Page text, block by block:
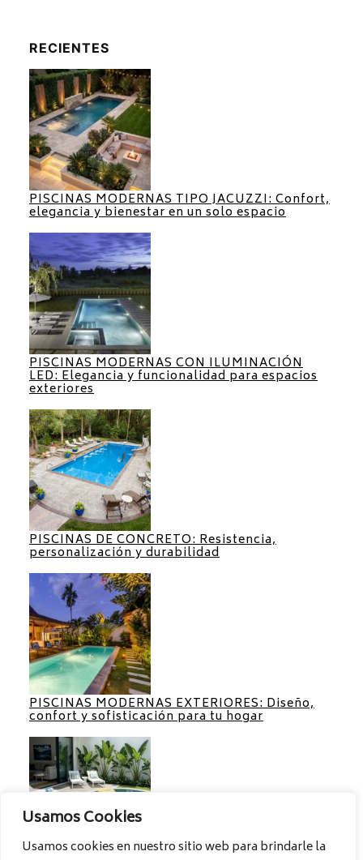
Usamos Cookies
Usamos cookies en nuestro sitio web para brindarle la
RECIENTES
PISCINAS MODERNAS TIPO JACUZZI: Confort,
elegancia y bienestar en un solo espacio
PISCINAS MODERNAS CON ILUMINACIÓN
LED: Elegancia y funcionalidad para espacios
exteriores
PISCINAS DE CONCRETO: Resistencia,
personalización y durabilidad
PISCINAS MODERNAS EXTERIORES: Diseño,
confort y sofisticación para tu hogar